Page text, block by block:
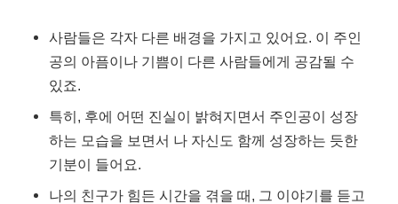
사람들은 각자 다른 배경을 가지고 있어요. 이 주인
공의 아픔이나 기쁨이 다른 사람들에게 공감될 수
있죠.
특히, 후에 어떤 진실이 밝혀지면서 주인공이 성장
하는 모습을 보면서 나 자신도 함께 성장하는 듯한
기분이 들어요.
나의 친구가 힘든 시간을 겪을 때, 그 이야기를 듣고